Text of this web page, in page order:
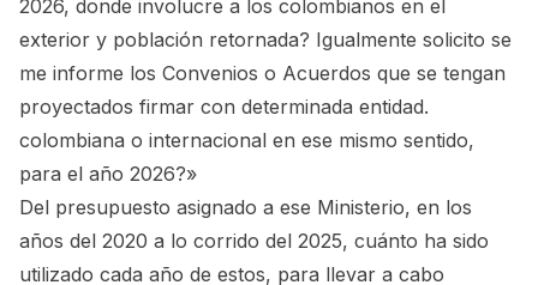
2026, donde involucre a los colombianos en el
exterior y población retornada? Igualmente solicito se
me informe los Convenios o Acuerdos que se tengan
proyectados firmar con determinada entidad.
colombiana o internacional en ese mismo sentido,
para el año 2026?»
Del presupuesto asignado a ese Ministerio, en los
años del 2020 a lo corrido del 2025, cuánto ha sido
utilizado cada año de estos, para llevar a cabo